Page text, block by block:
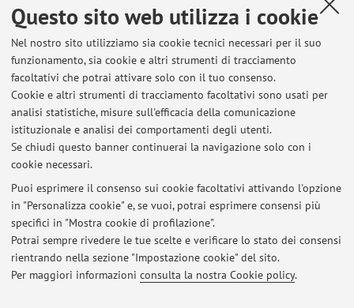
Questo sito web utilizza i cookie
Nel nostro sito utilizziamo sia cookie tecnici necessari per il suo
funzionamento, sia cookie e altri strumenti di tracciamento
facoltativi che potrai attivare solo con il tuo consenso.
Cookie e altri strumenti di tracciamento facoltativi sono usati per
analisi statistiche, misure sull'efficacia della comunicazione
istituzionale e analisi dei comportamenti degli utenti.
Se chiudi questo banner continuerai la navigazione solo con i
cookie necessari.
Puoi esprimere il consenso sui cookie facoltativi attivando l'opzione
in "Personalizza cookie" e, se vuoi, potrai esprimere consensi più
specifici in "Mostra cookie di profilazione".
Potrai sempre rivedere le tue scelte e verificare lo stato dei consensi
rientrando nella sezione "Impostazione cookie" del sito.
Per maggiori informazioni consulta la nostra Cookie policy.
GEOTECNICA
Avvisi
Al momento non sono presenti avvisi.
Area riservata
Accedi tramite login per gestire tutti i contenuti del sito.
© 2026 - ALMA MATER STUDIORUM - Università di Bologna - Via
Zamboni, 33 - 40126 Bologna - Partita IVA: 01131710376
Privacy
| Note legali Impostazioni Cookie